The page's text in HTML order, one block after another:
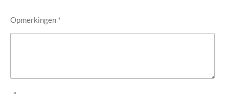
Opmerkingen *
*